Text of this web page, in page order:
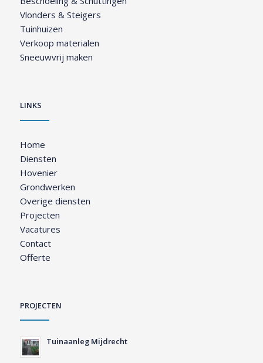
Vlonders & Steigers
Tuinhuizen
Verkoop materialen
Sneeuwvrij maken
LINKS
Home
Diensten
Hovenier
Grondwerken
Overige diensten
Projecten
Vacatures
Contact
Offerte
PROJECTEN
Tuinaanleg Mijdrecht